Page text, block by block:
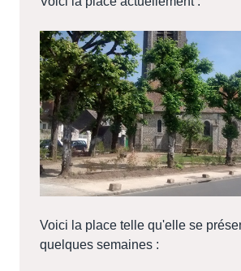
Voici la place telle qu'elle se
quelques semaines :